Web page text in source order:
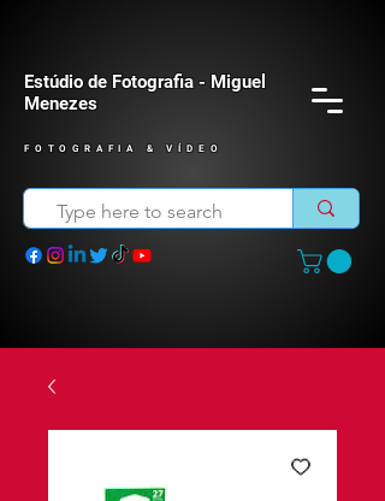
Estúdio de Fotografia - Miguel
Menezes
FOTOGRAFIA & VÍDEO